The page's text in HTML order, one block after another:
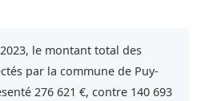
le montant total des
par la commune de Puy-
276 621 €, contre 140 693